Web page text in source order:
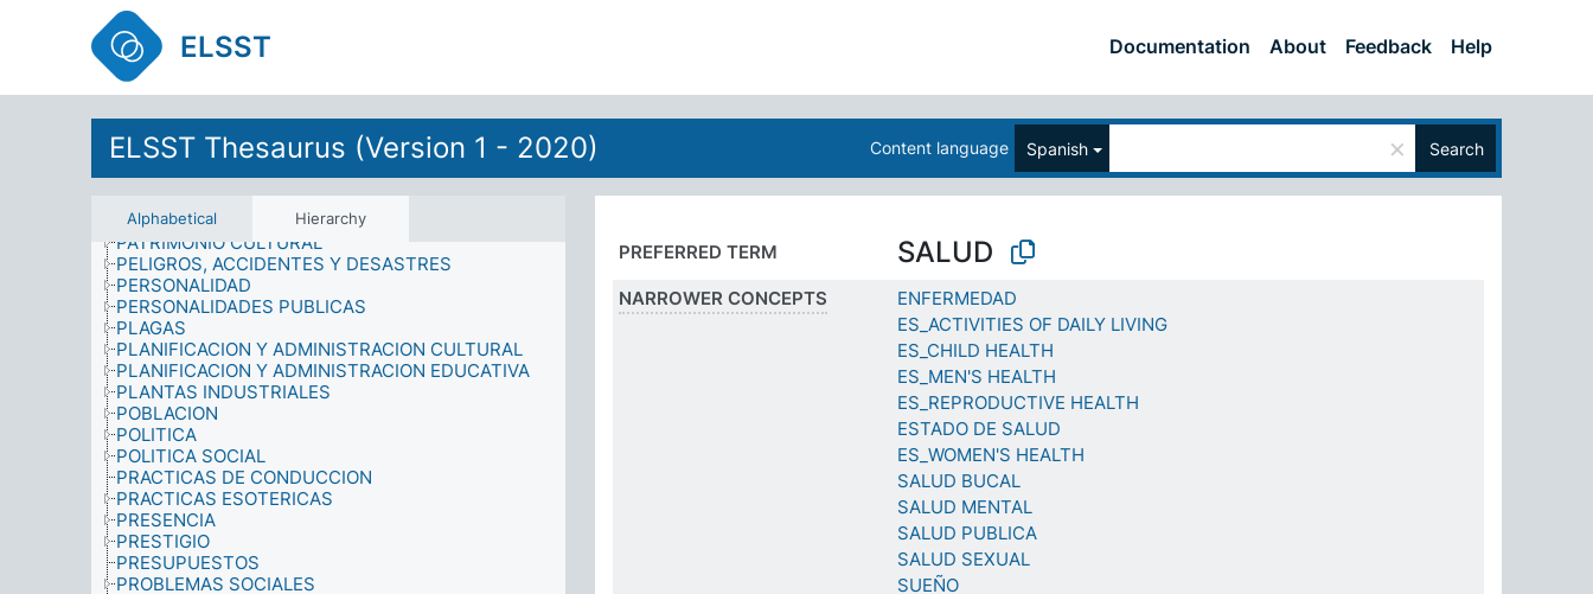
ELSST Documentation About Feedback Help
ELSST Thesaurus (Version 1 - 2020) Content language Spanish × Search
Alphabetical Hierarchy
MUSICOS
NACIONALIDAD
NECESIDADES INFORMATIVAS
NEGOCIOS
OBJETIVOS
OPERACION BELICA
OPERACIONES MILITARES
ORGANISMOS ADMINISTRATIVOS
ORGANIZACION
PATOLOGIAS
PATRIMONIO CULTURAL
PELIGROS, ACCIDENTES Y DESASTRES
PERSONALIDAD
PERSONALIDADES PUBLICAS
PLAGAS
PLANIFICACION Y ADMINISTRACION CULTURAL
PLANIFICACION Y ADMINISTRACION EDUCATIVA
PLANTAS INDUSTRIALES
POBLACION
POLITICA
POLITICA SOCIAL
PRACTICAS DE CONDUCCION
PRACTICAS ESOTERICAS
PRESENCIA
PRESTIGIO
PRESUPUESTOS
PROBLEMAS SOCIALES
PREFERRED TERM SALUD
NARROWER CONCEPTS
ENFERMEDAD
ES_ACTIVITIES OF DAILY LIVING
ES_CHILD HEALTH
ES_MEN'S HEALTH
ES_REPRODUCTIVE HEALTH
ESTADO DE SALUD
ES_WOMEN'S HEALTH
SALUD BUCAL
SALUD MENTAL
SALUD PUBLICA
SALUD SEXUAL
SUEÑO